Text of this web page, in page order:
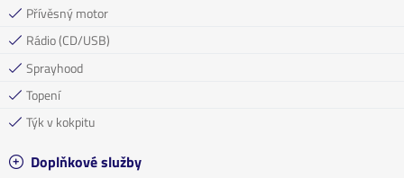
Přívěsný motor
Rádio (CD/USB)
Sprayhood
Topení
Týk v kokpitu
Doplňkové služby